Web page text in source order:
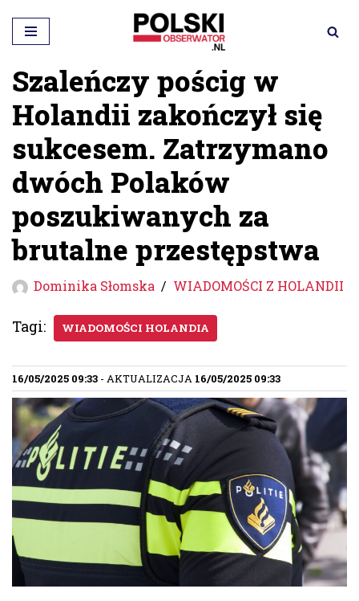
Przejdź
do
treści
Szaleńczy pościg w
Holandii zakończył się
sukcesem. Zatrzymano
dwóch Polaków
poszukiwanych za
brutalne przestępstwa
Dominika Słomska WIADOMOŚCI Z HOLANDII
Tagi: WIADOMOŚCI HOLANDIA
16/05/2025 09:33 - AKTUALIZACJA 16/05/2025 09:33